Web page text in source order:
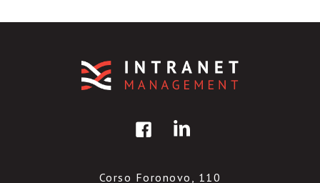
Corso Foronovo, 110